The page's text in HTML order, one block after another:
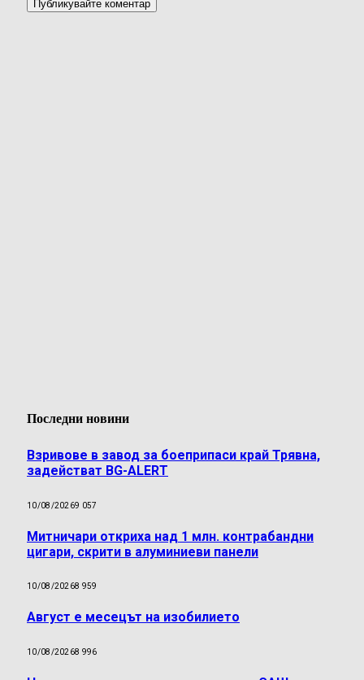
Последни новини
Взривове в завод за боеприпаси край Трявна,
задействат BG-ALERT
10/08/20269 057
Митничари откриха над 1 млн. контрабандни
цигари, скрити в алуминиеви панели
10/08/20268 959
Август е месецът на изобилието
10/08/20268 996